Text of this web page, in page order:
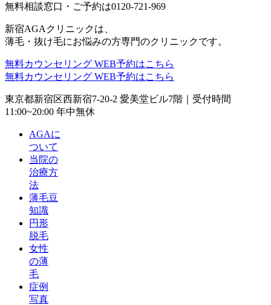
無料相談窓口・ご予約は0120-721-969
新宿AGAクリニックは、
薄毛・抜け毛にお悩みの方専門のクリニックです。
無料カウンセリング WEB予約はこちら
無料カウンセリング WEB予約はこちら
東京都新宿区西新宿7-20-2 愛美堂ビル7階｜ 受付時間
11:00~20:00 年中無休
AGAに
ついて
当院の
治療方
法
薄毛豆
知識
円形
脱毛
女性
の薄
毛
症例
写真